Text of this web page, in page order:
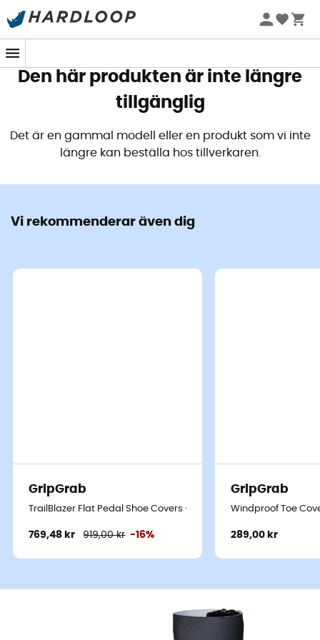
Sommarerbjudanden 🔥 -5 % EXTRA vid köp av 2 produkter*
Den här produkten är inte längre
tillgänglig
Det är en gammal modell eller en produkt som vi inte
längre kan beställa hos tillverkaren.
Vi rekommenderar även dig
GripGrab
TrailBlazer Flat Pedal Shoe Covers - Skoöverdrag
769,48 kr 919,00 kr -16%
GripGrab
Windproof Toe
289,00 kr